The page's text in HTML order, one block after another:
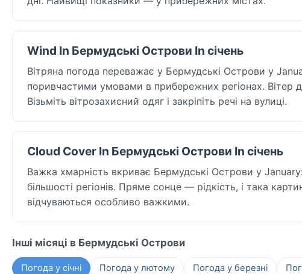
Wind In Бермудські Острови In січень
Вітряна погода переважає у Бермудські Острови у
поривчастими умовами в прибережних регіонах. Вітер
Візьміть вітрозахисний одяг і закріпіть речі на вулиці.
Cloud Cover In Бермудські Острови In січень
Важка хмарність вкриває Бермудські Острови у
більшості регіонів. Пряме сонце — рідкість, і така
відчуваються особливо важкими.
Інші місяці в Бермудські Острови
Погода у січні Погода у лютому Погода у березні